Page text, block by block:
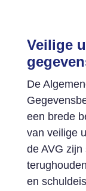
Veilige
De
een brede
van veilige
de AVG
en